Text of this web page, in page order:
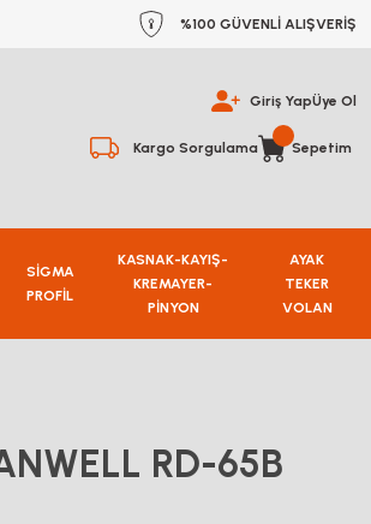
%100 GÜVENLİ ALIŞVERİŞ
Giriş YapÜye Ol
Kargo Sorgulama Sepetim
SİGMA
PROFİL
KASNAK-KAYIŞ-
KREMAYER-
PİNYON
AYAK
TEKER
VOLAN
RD-65B